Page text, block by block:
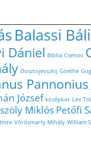
Balassi
Dániel Biblia Csehov
Dosztojevszkij Goethe
Pannonius
József középkor Lev
MiklósPetőfi
Vörösmarty Mihály William